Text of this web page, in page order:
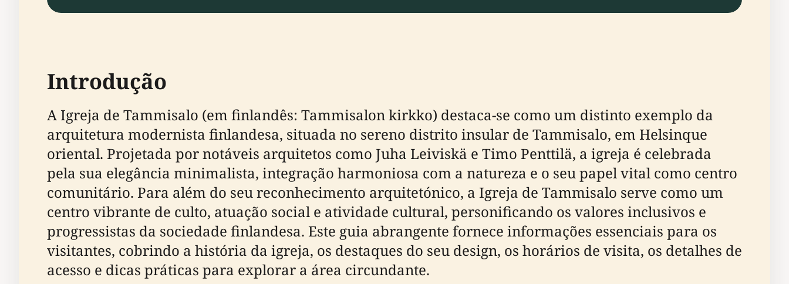
Introdução
A Igreja de Tammisalo (em finlandês: Tammisalon kirkko) destaca-se como um distinto exemplo da
arquitetura modernista finlandesa, situada no sereno distrito insular de Tammisalo, em Helsinque
oriental. Projetada por notáveis arquitetos como Juha Leiviskä e Timo Penttilä, a igreja é celebrada
pela sua elegância minimalista, integração harmoniosa com a natureza e o seu papel vital como centro
comunitário. Para além do seu reconhecimento arquitetónico, a Igreja de Tammisalo serve como um
centro vibrante de culto, atuação social e atividade cultural, personificando os valores inclusivos e
progressistas da sociedade finlandesa. Este guia abrangente fornece informações essenciais para os
visitantes, cobrindo a história da igreja, os destaques do seu design, os horários de visita, os detalhes de
acesso e dicas práticas para explorar a área circundante.